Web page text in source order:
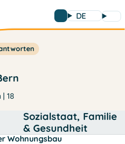
DE
18
Sozialstaat, Familie
& Gesundheit
Wohnungsbau